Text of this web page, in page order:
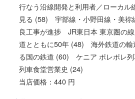
行なう沿線開発と利用者／ローカル
見る (58) 宇部線・小野田線・美祢
良工事が進捗 JR東日本 東京圏の
道とともに50年 (48) 海外鉄道の輸
る国の鉄道 (60) ケニア ポレポレ
列車食堂営業史 (24)
当店価格：440 円